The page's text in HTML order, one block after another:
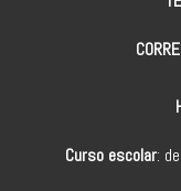
Curso escolar: